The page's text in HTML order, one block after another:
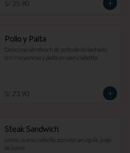
S/ 25.90
Pollo y Palta
Delicioso sándwich de pollo deshilachado,
con mayonesa y palta en pan ciabatta
S/ 23.90
Steak Sandwich
Lomo, queso, cebolla, tomate, arúgula, jugo
de lomo.